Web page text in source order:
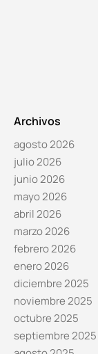
Archivos
agosto 2026
julio 2026
junio 2026
mayo 2026
abril 2026
marzo 2026
febrero 2026
enero 2026
diciembre 2025
noviembre 2025
octubre 2025
septiembre 2025